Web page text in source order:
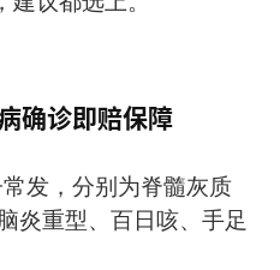
确诊即赔保障
发，分别为脊髓灰质
炎重型、百日咳、手足